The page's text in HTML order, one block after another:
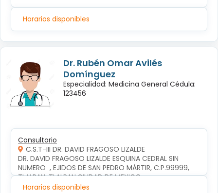
Horarios disponibles
Dr. Rubén Omar Avilés
Domínguez
Especialidad: Medicina General Cédula:
123456
Consultorio
C.S.T-III DR. DAVID FRAGOSO LIZALDE
DR. DAVID FRAGOSO LIZALDE ESQUINA CEDRAL SIN
NUMERO  , EJIDOS DE SAN PEDRO MÁRTIR, C.P.99999,
TLALPAN, TLALPAN,CIUDAD DE MEXICO
Horarios disponibles